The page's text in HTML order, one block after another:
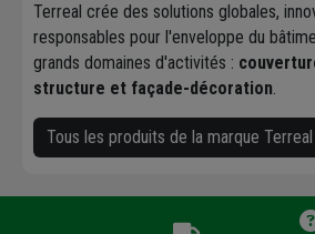
Terreal crée des solutions globales,
responsables pour l'enveloppe du
grands domaines d'activités :
structure et façade-décoration.
Tous les produits de la marque Terreal